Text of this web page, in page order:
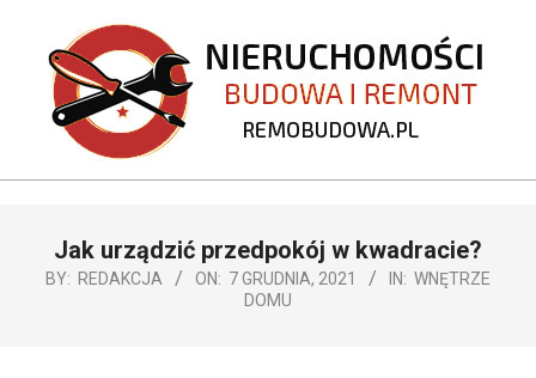
content
REMOBUDOWA.PL
NavigationJak urządzić przedpokój w kwadracie?
BY: REDAKCJA ON: 7 GRUDNIA, 2021 IN: WNĘTRZE
DOMU